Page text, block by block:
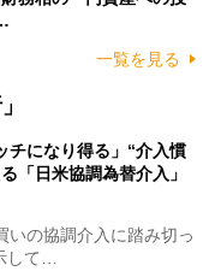
一覧を見る
チになり得る」“介入慣
「日米協調為替介入」
の協調介入に踏み切っ
して…